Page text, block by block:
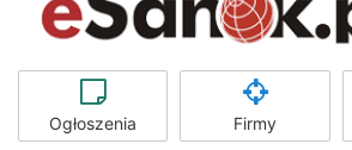
Ogłoszenia Firmy